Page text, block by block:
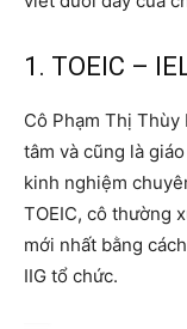
1. TOEIC –
Cô Phạm Thị
tâm và cũng là
kinh nghiệm
TOEIC, cô thường
mới nhất bằng
IIG tổ chức.